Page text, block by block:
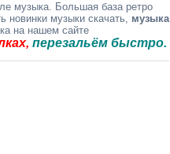
музыка. Большая база ретро
новинки музыки скачать, музыка
на нашем сайте
быстро.